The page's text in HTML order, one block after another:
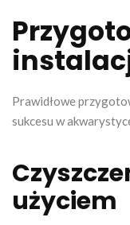
Prawidłowe
sukcesu w
użyciem